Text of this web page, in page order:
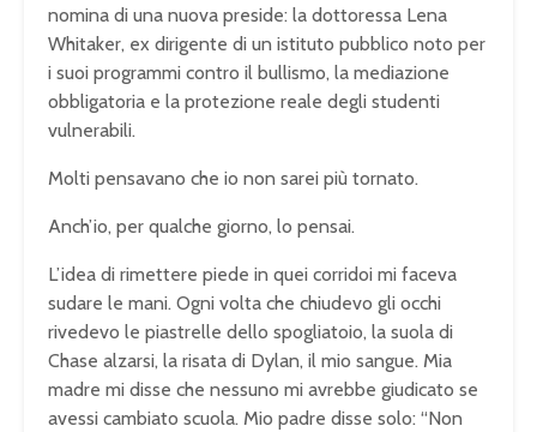
nomina di una nuova preside: la dottoressa Lena
Whitaker, ex dirigente di un istituto pubblico noto per
i suoi programmi contro il bullismo, la mediazione
obbligatoria e la protezione reale degli studenti
vulnerabili.
Molti pensavano che io non sarei più tornato.
Anch’io, per qualche giorno, lo pensai.
L’idea di rimettere piede in quei corridoi mi faceva
sudare le mani. Ogni volta che chiudevo gli occhi
rivedevo le piastrelle dello spogliatoio, la suola di
Chase alzarsi, la risata di Dylan, il mio sangue. Mia
madre mi disse che nessuno mi avrebbe giudicato se
avessi cambiato scuola. Mio padre disse solo: “Non